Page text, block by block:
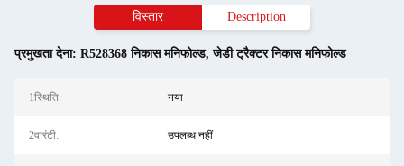
विस्तार Description
प्रमुखता देना: R528368 निकास मनिफोल्ड,जेडी ट्रैक्टर निकास मनिफोल्ड
1स्थिति: नया
2वारंटी: उपलब्ध नहीं